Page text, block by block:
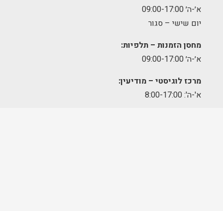
א׳-ה׳ 09:00-17:00
יום שישי – סגור
מחסן הזמנות – תלפיות:
א׳-ה׳ 09:00-17:00
מרכז לוגיסטי – מודיעין:
א'-ה': 8:00-17:00